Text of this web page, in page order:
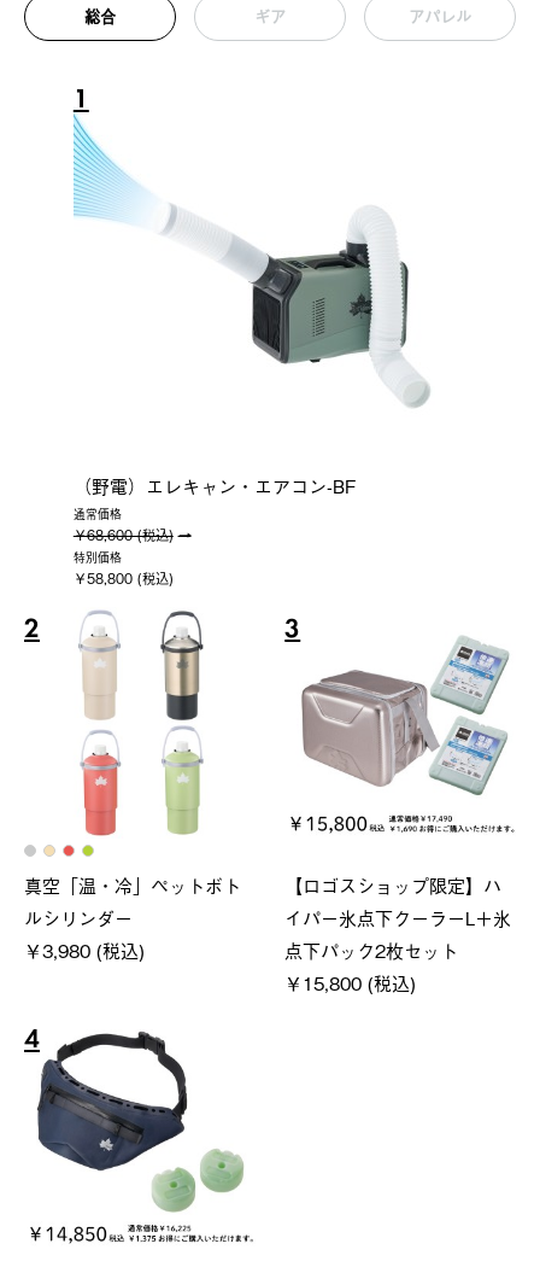
総合 ギア アパレル
1
（野電）エレキャン・エアコン-BF
通常価格
￥68,600 (税込)
特別価格
￥58,800 (税込)
2
真空「温・冷」ペットボト
ルシリンダー
￥3,980 (税込)
3
【ロゴスショップ限定】ハ
イパー氷点下クーラーL＋氷
点下パック2枚セット
￥15,800 (税込)
4